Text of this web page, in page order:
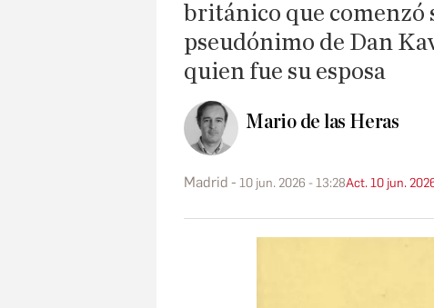
británico que comenzó
pseudónimo de Dan
quien fue su esposa
Mario de las Heras
Madrid 10 jun. 2026 - 13:28Act. 10 jun.